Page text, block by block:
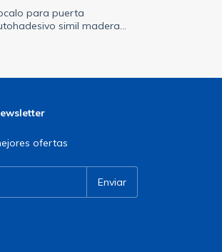
para puerta
simil madera
ofertas